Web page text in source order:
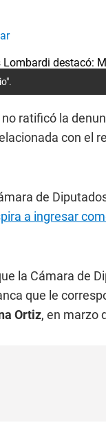
ratificó la
con el
de
a ingresar
la Cámara de
que le
Ortiz, en marzo